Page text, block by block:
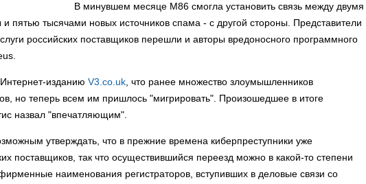
В минувшем месяце M86 смогла установить связь между двумя
пятью тысячами новых источников спама - с другой стороны. Представители
российских поставщиков перешли и авторы вредоносного программного
изданию V3.co.uk , что ранее множество злоумышленников
но теперь всем им пришлось "мигрировать". Произошедшее в итоге
назвал "впечатляющим".
утверждать, что в прежние времена киберпреступники уже
поставщиков, так что осуществившийся переезд можно в какой-то степени
наименования регистраторов, вступивших в деловые связи со